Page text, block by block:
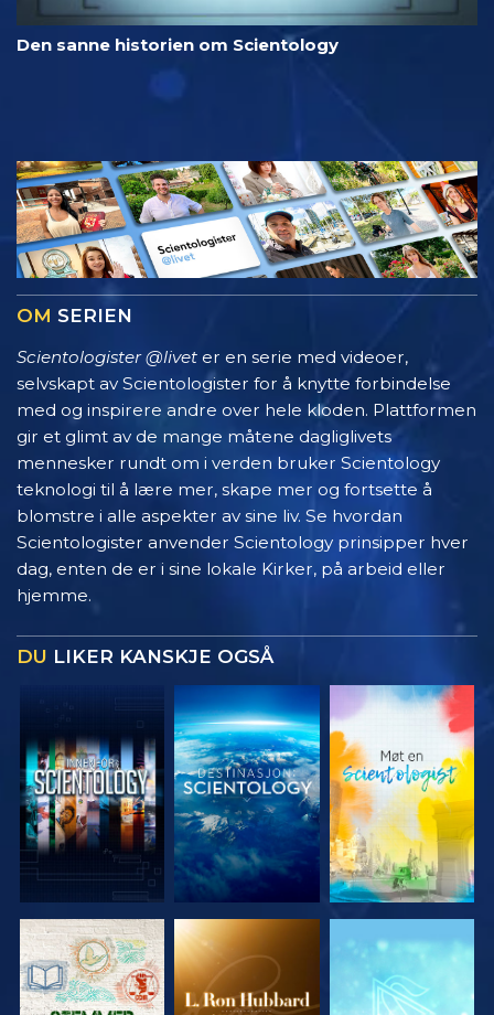
Den sanne historien om Scientology
OM SERIEN
Scientologister @livet er en serie med videoer,
selvskapt av Scientologister for å knytte forbindelse
med og inspirere andre over hele kloden. Plattformen
gir et glimt av de mange måtene dagliglivets
mennesker rundt om i verden bruker Scientology
teknologi til å lære mer, skape mer og fortsette å
blomstre i alle aspekter av sine liv. Se hvordan
Scientologister anvender Scientology prinsipper hver
dag, enten de er i sine lokale Kirker, på arbeid eller
hjemme.
DU LIKER KANSKJE OGSÅ
UTFORSK
SERIEN
UTFORSK
SERIEN
UTFORSK
SERIEN